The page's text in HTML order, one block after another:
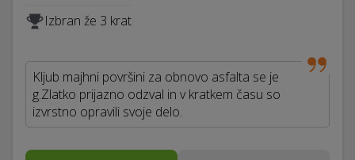
Izbran že 3 krat
Kljub majhni površini za obnovo asfalta se je
g.Zlatko prijazno odzval in v kratkem času so
izvrstno opravili svoje delo.